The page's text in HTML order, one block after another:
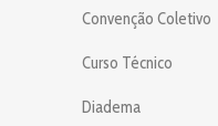
Convenção Coletivo
Curso Técnico
Diadema